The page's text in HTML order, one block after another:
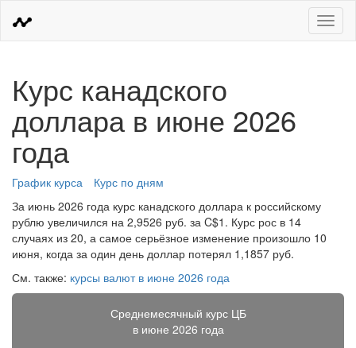
Меню
Курс канадского
доллара в июне 2026
года
График курса
Курс по дням
За июнь 2026 года курс канадского доллара к российскому
рублю увеличился на 2,9526 руб. за C$1. Курс рос в 14
случаях из 20, а самое серьёзное изменение произошло 10
июня, когда за один день доллар потерял 1,1857 руб.
См. также: курсы валют в июне 2026 года
Среднемесячный курс ЦБ
в июне 2026 года